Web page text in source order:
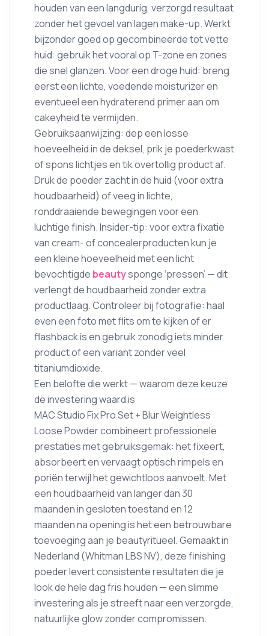
houden van een langdurig, verzorgd resultaat
zonder het gevoel van lagen make-up. Werkt
bijzonder goed op gecombineerde tot vette
huid: gebruik het vooral op T-zone en zones
die snel glanzen. Voor een droge huid: breng
eerst een lichte, voedende moisturizer en
eventueel een hydraterend primer aan om
cakeyheid te vermijden.
Gebruiksaanwijzing: dep een losse
hoeveelheid in de deksel, prik je poederkwast
of spons lichtjes en tik overtollig product af.
Druk de poeder zacht in de huid (voor extra
houdbaarheid) of veeg in lichte,
ronddraaiende bewegingen voor een
luchtige finish. Insider-tip: voor extra fixatie
van cream- of concealerproducten kun je
een kleine hoeveelheid met een licht
bevochtigde beautysponge ‘pressen’ — dit
verlengt de houdbaarheid zonder extra
productlaag. Controleer bij fotografie: haal
even een foto met flits om te kijken of er
flashback is en gebruik zonodig iets minder
product of een variant zonder veel
titaniumdioxide.
Een belofte die werkt — waarom deze keuze
de investering waard is
MAC Studio Fix Pro Set + Blur Weightless
Loose Powder combineert professionele
prestaties met gebruiksgemak: het fixeert,
absorbeert en vervaagt optisch rimpels en
poriën terwijl het gewichtloos aanvoelt. Met
een houdbaarheid van langer dan 30
maanden in gesloten toestand en 12
maanden na opening is het een betrouwbare
toevoeging aan je beautyritueel. Gemaakt in
Nederland (Whitman LBS NV), deze finishing
poeder levert consistente resultaten die je
look de hele dag fris houden — een slimme
investering als je streeft naar een verzorgde,
natuurlijke glow zonder compromissen.